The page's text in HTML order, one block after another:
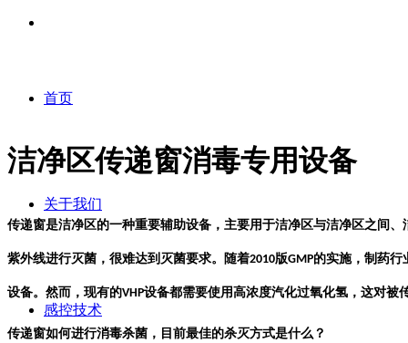
首页
关于我们
感控技术
洁净区传递窗消毒专用设备
传递窗是洁净区的一种重要辅助设备，主要用于洁净区与洁净区之间
紫外线进行灭菌，很难达到灭菌要求。随着2010版GMP的实施，制药
设备。然而，现有的VHP设备都需要使用高浓度汽化过氧化氢，这对被
传递窗如何进行消毒杀菌，目前最佳的杀灭方式是什么？